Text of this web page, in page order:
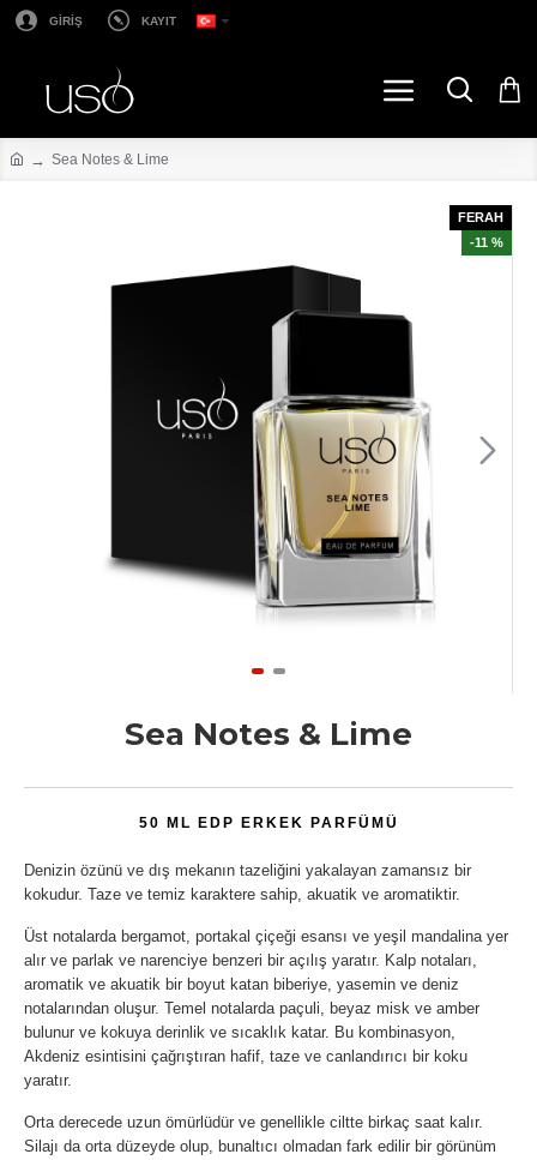
GİRİŞ KAYIT
Sea Notes & Lime
FERAH
-11 %
Sea Notes & Lime
50 ML EDP ERKEK PARFÜMÜ
Denizin özünü ve dış mekanın tazeliğini yakalayan zamansız bir
kokudur. Taze ve temiz karaktere sahip, akuatik ve aromatiktir.
Üst notalarda bergamot, portakal çiçeği esansı ve yeşil mandalina yer
alır ve parlak ve narenciye benzeri bir açılış yaratır. Kalp notaları,
aromatik ve akuatik bir boyut katan biberiye, yasemin ve deniz
notalarından oluşur. Temel notalarda paçuli, beyaz misk ve amber
bulunur ve kokuya derinlik ve sıcaklık katar. Bu kombinasyon,
Akdeniz esintisini çağrıştıran hafif, taze ve canlandırıcı bir koku
yaratır.
Orta derecede uzun ömürlüdür ve genellikle ciltte birkaç saat kalır.
Silajı da orta düzeyde olup, bunaltıcı olmadan fark edilir bir görünüm